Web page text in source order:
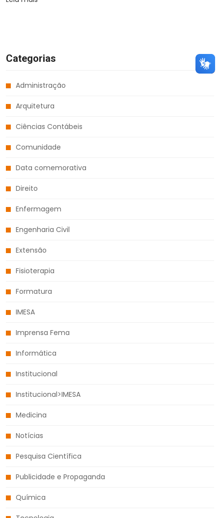
Categorias
Administração
Arquitetura
Ciências Contábeis
Comunidade
Data comemorativa
Direito
Enfermagem
Engenharia Civil
Extensão
Fisioterapia
Formatura
IMESA
Imprensa Fema
Informática
Institucional
Institucional>IMESA
Medicina
Notícias
Pesquisa Científica
Publicidade e Propaganda
Química